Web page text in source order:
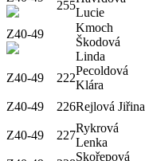
255
Lucie
Z40-49
Kmoch
Škodová
Linda
Z40-49 222
Pecoldová
Klára
Z40-49 226Rejlová Jiřina
Z40-49 227
Rykrová
Lenka
Skořepová